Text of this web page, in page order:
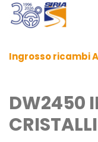
Ingrosso ricambi
DW2450
CRISTALLI